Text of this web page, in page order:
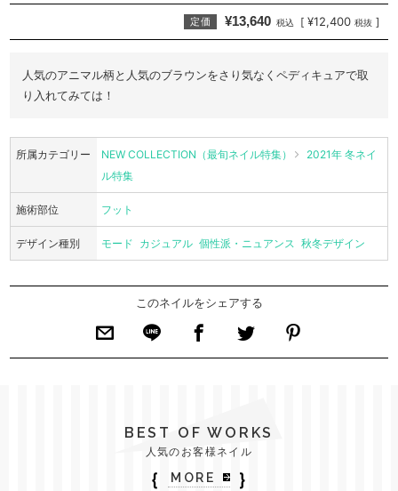
定価 ¥13,640 税込 [ ¥12,400 税抜 ]
人気のアニマル柄と人気のブラウンをさり気なくペディキュアで取
り入れてみては！
所属カテゴリー NEW COLLECTION（最旬ネイル特集）
2021年 冬ネイ
ル特集
施術部位 フット
デザイン種別 モード カジュアル 個性派・ニュアンス 秋冬デザイン
このネイルをシェアする
BEST OF WORKS
人気のお客様ネイル
｛ MORE ｝